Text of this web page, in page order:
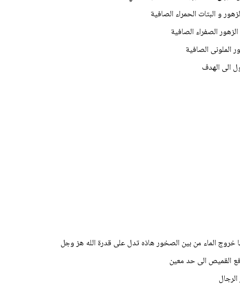
و البتات الحمراء الصافية
الصفراء الصافية
الملونى الصافية
الى الهدف
خروج الماء من بين الصخور هاذه تدل على قدرة الله هز وجل
القميص الى حد معين